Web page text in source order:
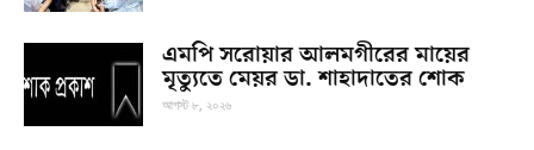
এমপি সরোয়ার আলমগীরের মায়ের
মৃত্যুতে মেয়র ডা. শাহাদাতের শোক
আগস্ট ৮, ২০২৬